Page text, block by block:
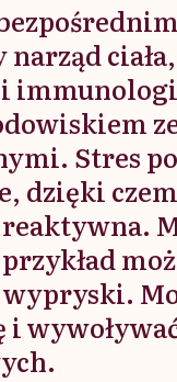
Stres
dzięki